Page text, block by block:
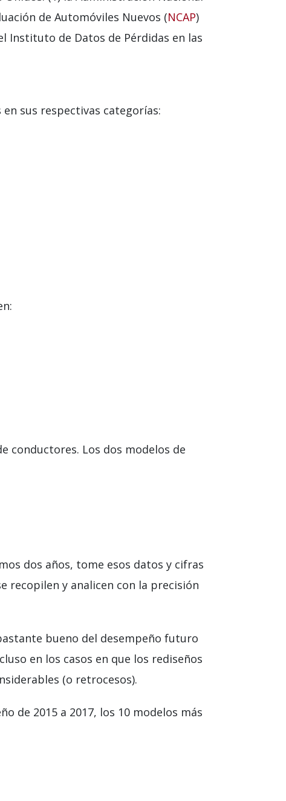
de Automóviles Nuevos (NCAP)
Instituto de Datos de Pérdidas en las
sus respectivas categorías:
conductores. Los dos modelos de
dos años, tome esos datos y cifras
recopilen y analicen con la precisión
bueno del desempeño futuro
en los casos en que los rediseños
(o retrocesos).
de 2015 a 2017, los 10 modelos más